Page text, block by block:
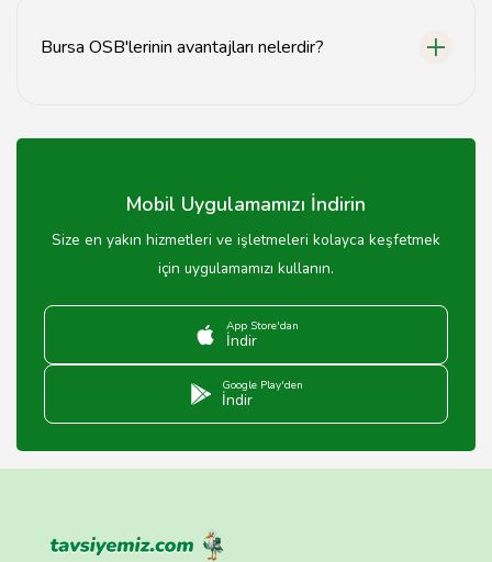
Bursa OSB'lerinin avantajları nelerdir?
ulaşım kolaylığı gibi birçok avantaj sunmaktadır.
Mobil Uygulamamızı İndirin
Size en yakın hizmetleri ve işletmeleri kolayca keşfetmek
için uygulamamızı kullanın.
App Store'dan
İndir
Google Play'den
İndir